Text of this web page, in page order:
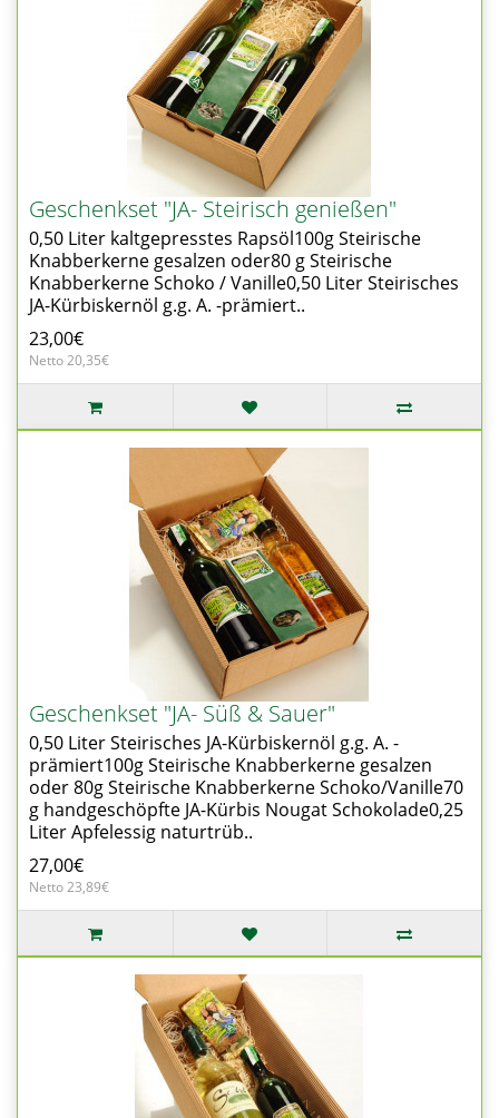
Geschenkset "JA- Steirisch genießen"
0,50 Liter kaltgepresstes Rapsöl100g Steirische
Knabberkerne gesalzen oder80 g Steirische
Knabberkerne Schoko / Vanille0,50 Liter Steirisches
JA-Kürbiskernöl g.g. A. -prämiert..
23,00€
Netto 20,35€
Geschenkset "JA- Süß & Sauer"
0,50 Liter Steirisches JA-Kürbiskernöl g.g. A. -
prämiert100g Steirische Knabberkerne gesalzen
oder 80g Steirische Knabberkerne Schoko/Vanille70
g handgeschöpfte JA-Kürbis Nougat Schokolade0,25
Liter Apfelessig naturtrüb..
27,00€
Netto 23,89€